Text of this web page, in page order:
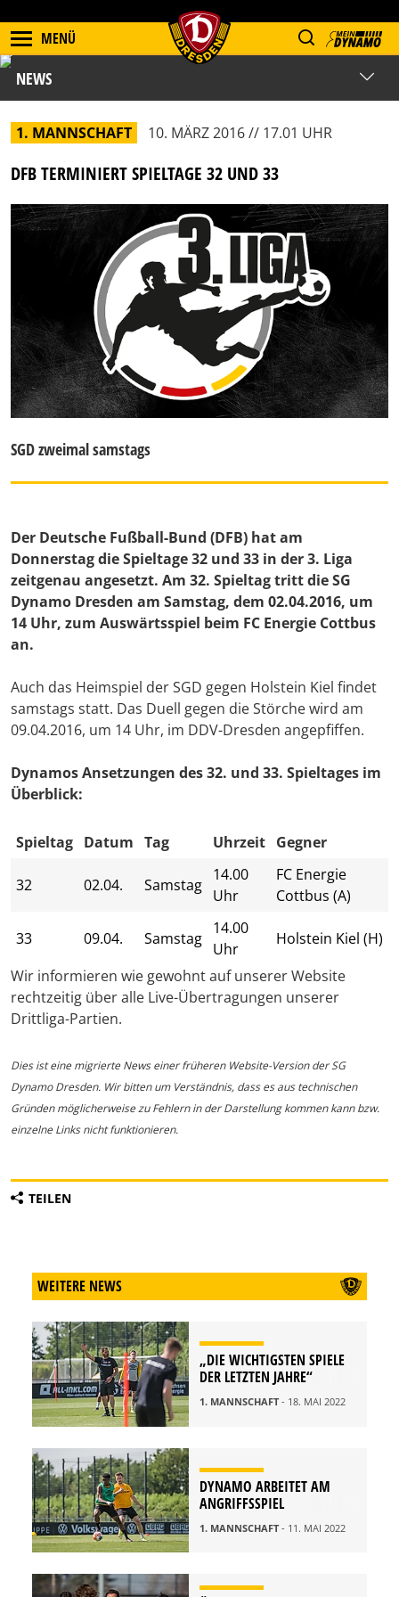
MENÜ
NEWS
1. MANNSCHAFT 10. MÄRZ 2016 // 17.01 UHR
DFB TERMINIERT SPIELTAGE 32 UND 33
SGD zweimal samstags
Der Deutsche Fußball-Bund (DFB) hat am
Donnerstag die Spieltage 32 und 33 in der 3. Liga
zeitgenau angesetzt. Am 32. Spieltag tritt die SG
Dynamo Dresden am Samstag, dem 02.04.2016, um
14 Uhr, zum Auswärtsspiel beim FC Energie Cottbus
an.
Auch das Heimspiel der SGD gegen Holstein Kiel findet
samstags statt. Das Duell gegen die Störche wird am
09.04.2016, um 14 Uhr, im DDV-Dresden angepfiffen.
Dynamos Ansetzungen des 32. und 33. Spieltages im
Überblick:
Spieltag Datum Tag Uhrzeit Gegner
32 02.04. Samstag
14.00
Uhr
FC Energie
Cottbus (A)
33 09.04. Samstag
14.00
Uhr
Holstein Kiel (H)
Wir informieren wie gewohnt auf unserer Website
rechtzeitig über alle Live-Übertragungen unserer
Drittliga-Partien.
Dies ist eine migrierte News einer früheren Website-Version der SG
Dynamo Dresden. Wir bitten um Verständnis, dass es aus technischen
Gründen möglicherweise zu Fehlern in der Darstellung kommen kann bzw.
einzelne Links nicht funktionieren.
TEILEN
WEITERE NEWS
„DIE WICHTIGSTEN SPIELE
DER LETZTEN JAHRE“
1. MANNSCHAFT- 18. MAI 2022
DYNAMO ARBEITET AM
ANGRIFFSSPIEL
1. MANNSCHAFT- 11. MAI 2022